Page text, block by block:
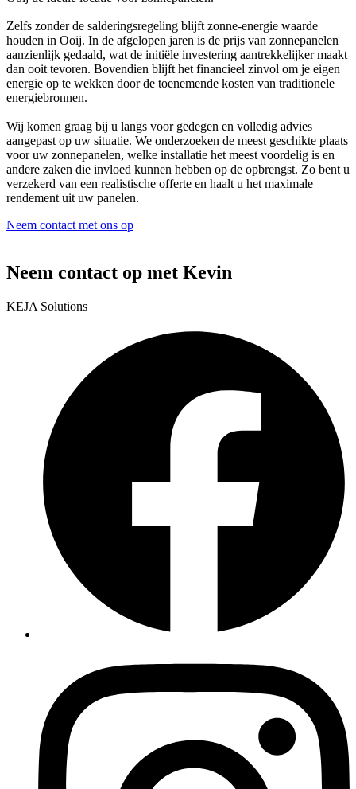
Zelfs zonder de salderingsregeling blijft zonne-energie waarde
houden in Ooij. In de afgelopen jaren is de prijs van zonnepanelen
aanzienlijk gedaald, wat de initiële investering aantrekkelijker maakt
dan ooit tevoren. Bovendien blijft het financieel zinvol om je eigen
energie op te wekken door de toenemende kosten van traditionele
energiebronnen.
Wij komen graag bij u langs voor gedegen en volledig advies
aangepast op uw situatie. We onderzoeken de meest geschikte plaats
voor uw zonnepanelen, welke installatie het meest voordelig is en
andere zaken die invloed kunnen hebben op de opbrengst. Zo bent u
verzekerd van een realistische offerte en haalt u het maximale
rendement uit uw panelen.
Neem contact met ons op
Neem contact op met Kevin
KEJA Solutions